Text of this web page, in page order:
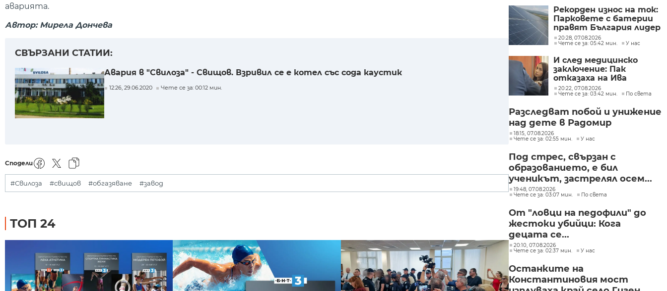
аварията.
Автор: Мирела Дончева
СВЪРЗАНИ СТАТИИ:
Авария в "Свилоза" - Свищов. Взривил се е котел със сода каустик
12:26, 29.06.2020 Чете се за: 00:12 мин.
Сподели
#Свилоза #свищов #обгазяване #завод
ТОП 24
Рекорден износ на ток:
Парковете с батерии
правят България лидер
на пазара
20:28, 07.08.2026
Чете се за: 05:42 мин.
У нас
И след медицинско
заключение: Пак
отказаха на Ива
Михайлова да се лекува
в България
20:22, 07.08.2026
Чете се за: 03:42 мин.
По света
Разследват побой и унижение
над дете в Радомир
18:15, 07.08.2026
Чете се за: 02:55 мин.
У нас
Под стрес, свързан с
образованието, е бил
ученикът, застрелял осем...
19:48, 07.08.2026
Чете се за: 03:07 мин.
По света
От "ловци на педофили" до
жестоки убийци: Кога
децата се...
20:10, 07.08.2026
Чете се за: 02:37 мин.
У нас
Останките на
Константиновия мост